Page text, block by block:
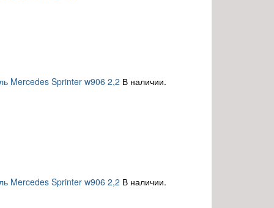
Mercedes Sprinter w906 2,2 В наличии.
Mercedes Sprinter w906 2,2 В наличии.